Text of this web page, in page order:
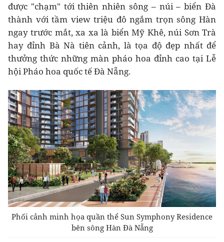
được "chạm" tới thiên nhiên sông – núi – biển Đà
thành với tầm view triệu đô ngắm trọn sông Hàn
ngay trước mắt, xa xa là biển Mỹ Khê, núi Sơn Trà
hay đỉnh Bà Nà tiên cảnh, là tọa độ đẹp nhất để
thưởng thức những màn pháo hoa đỉnh cao tại Lễ
hội Pháo hoa quốc tế Đà Nẵng.
Phối cảnh minh họa quần thể Sun Symphony Residence
bên sông Hàn Đà Nẵng